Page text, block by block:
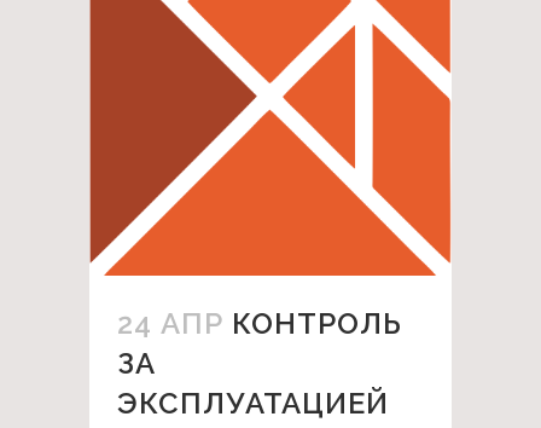
24 АПР КОНТРОЛЬ
ЗА
ЭКСПЛУАТАЦИЕЙ